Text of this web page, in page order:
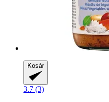
Kosár
3.7 (3)